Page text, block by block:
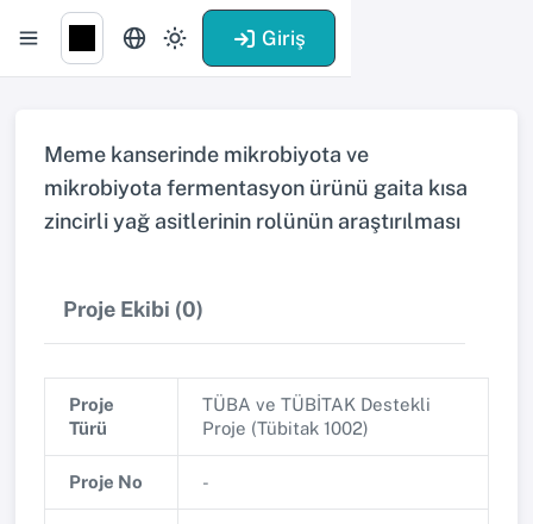
Giriş
Meme kanserinde mikrobiyota ve
mikrobiyota fermentasyon ürünü gaita kısa
zincirli yağ asitlerinin rolünün araştırılması
Proje Ekibi (0)
Proje
Türü
TÜBA ve TÜBİTAK Destekli
Proje (Tübitak 1002)
Proje No -